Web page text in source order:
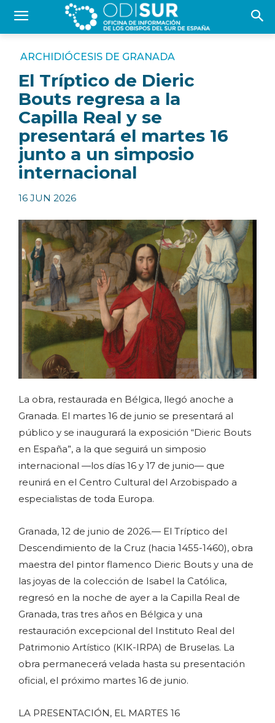
ARCHIDIÓCESIS DE GRANADA
El Tríptico de Dieric
Bouts regresa a la
Capilla Real y se
presentará el martes 16
junto a un simposio
internacional
16 JUN 2026
La obra, restaurada en Bélgica, llegó anoche a
Granada. El martes 16 de junio se presentará al
público y se inaugurará la exposición “Dieric Bouts
en España”, a la que seguirá un simposio
internacional —los días 16 y 17 de junio— que
reunirá en el Centro Cultural del Arzobispado a
especialistas de toda Europa.
Granada, 12 de junio de 2026.— El Tríptico del
Descendimiento de la Cruz (hacia 1455-1460), obra
maestra del pintor flamenco Dieric Bouts y una de
las joyas de la colección de Isabel la Católica,
regresó en la noche de ayer a la Capilla Real de
Granada, tras tres años en Bélgica y una
restauración excepcional del Instituto Real del
Patrimonio Artístico (KIK-IRPA) de Bruselas. La
obra permanecerá velada hasta su presentación
oficial, el próximo martes 16 de junio.
LA PRESENTACIÓN, EL MARTES 16